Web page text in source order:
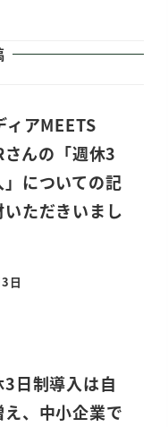
ィアMEETS
さんの「週休3
」についての記
ただきいまし
日
3日制導入は自
、中小企業で